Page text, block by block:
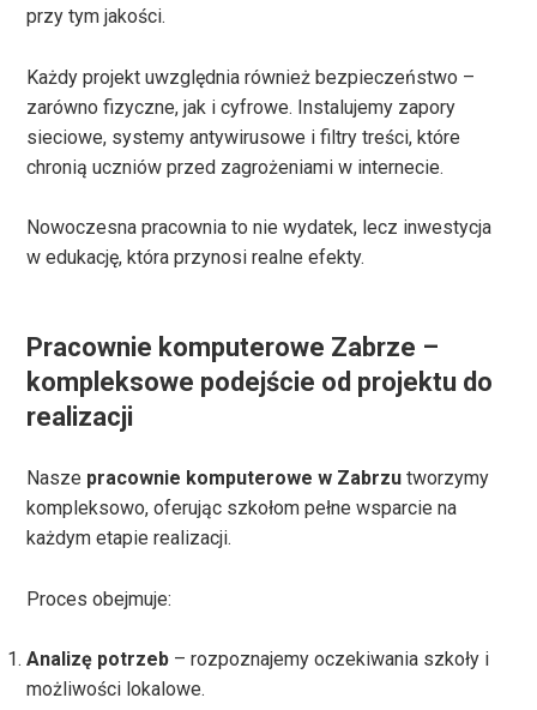
przy tym jakości.
Każdy projekt uwzględnia również bezpieczeństwo –
zarówno fizyczne, jak i cyfrowe. Instalujemy zapory
sieciowe, systemy antywirusowe i filtry treści, które
chronią uczniów przed zagrożeniami w internecie.
Nowoczesna pracownia to nie wydatek, lecz inwestycja
w edukację, która przynosi realne efekty.
Pracownie komputerowe Zabrze –
kompleksowe podejście od projektu do
realizacji
Nasze pracownie komputerowe w Zabrzu tworzymy
kompleksowo, oferując szkołom pełne wsparcie na
każdym etapie realizacji.
Proces obejmuje:
Analizę potrzeb – rozpoznajemy oczekiwania szkoły i
możliwości lokalowe.